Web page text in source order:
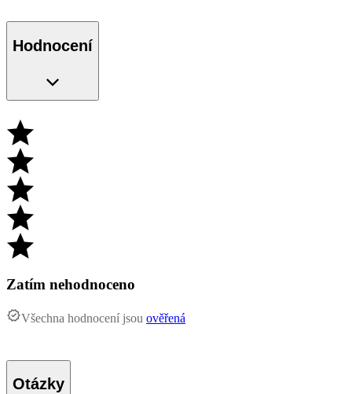
Hodnocení
Zatím nehodnoceno
Všechna hodnocení jsou ověřená
Otázky